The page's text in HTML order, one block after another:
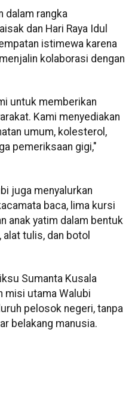
dalam rangka
dan Hari Raya Idul
istimewa karena
kolaborasi dengan
untuk memberikan
Kami menyediakan
umum, kolesterol,
pemeriksaan gigi,"
juga menyalurkan
baca, lima kursi
anak yatim dalam bentuk
tulis, dan botol
Sumanta Kusala
misi utama Walubi
pelosok negeri, tanpa
belakang manusia.